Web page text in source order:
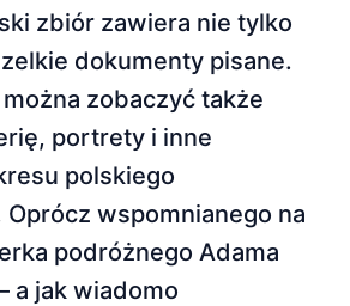
zbiór zawiera nie tylko
dokumenty pisane.
zobaczyć także
portrety i inne
polskiego
wspomnianego na
podróżnego Adama
a jak wiadomo